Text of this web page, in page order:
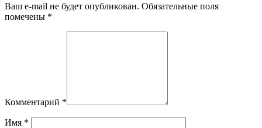
Ваш e-mail не будет опубликован. Обязательные поля
помечены *
Комментарий *
Имя *